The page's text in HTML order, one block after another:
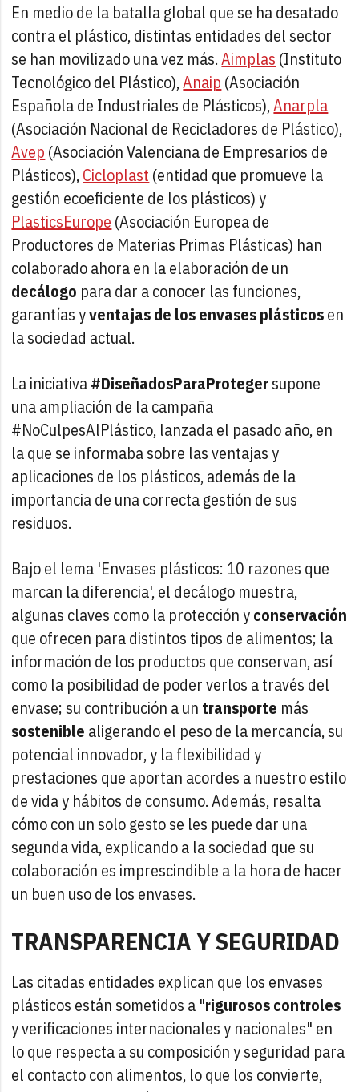
En medio de la batalla global que se ha desatado
contra el plástico, distintas entidades del sector
se han movilizado una vez más.Aimplas (Instituto
Tecnológico del Plástico),Anaip (Asociación
Española de Industriales de Plásticos),Anarpla
(Asociación Nacional de Recicladores de Plástico),
Avep (Asociación Valenciana de Empresarios de
Plásticos),Cicloplast (entidad que promueve la
gestión ecoeficiente de los plásticos) y
PlasticsEurope (Asociación Europea de
Productores de Materias Primas Plásticas) han
colaborado ahora en la elaboración de un
decálogo para dar a conocer las funciones,
garantías yventajas de los envases plásticosen
la sociedad actual.
La iniciativa#DiseñadosParaProtegersupone
una ampliación de la campaña
#NoCulpesAlPlástico, lanzada el pasado año, en
la que se informaba sobre las ventajas y
aplicaciones de los plásticos, además de la
importancia de una correcta gestión de sus
residuos.
Bajo el lema 'Envases plásticos: 10 razones que
marcan la diferencia', el decálogo muestra,
algunas claves como la protección yconservación
que ofrecen para distintos tipos de alimentos; la
información de los productos que conservan, así
como la posibilidad de poder verlos a través del
envase; su contribución a un transporte más
sostenible aligerando el peso de la mercancía, su
potencial innovador, y la flexibilidad y
prestaciones que aportan acordes a nuestro estilo
de vida y hábitos de consumo. Además, resalta
cómo con un solo gesto se les puede dar una
segunda vida, explicando a la sociedad que su
colaboración es imprescindible a la hora de hacer
un buen uso de los envases.
TRANSPARENCIA Y SEGURIDAD
Las citadas entidades explican que los envases
plásticos están sometidos a "rigurosos controles
y verificaciones internacionales y nacionales" en
lo que respecta a su composición y seguridad para
el contacto con alimentos, lo que los convierte,